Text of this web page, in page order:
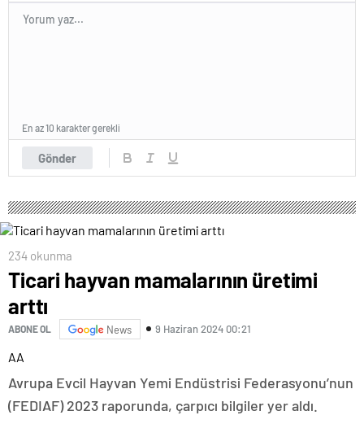
Gönder
En az 10 karakter gerekli
234 okunma
Ticari hayvan mamalarının üretimi
arttı
ABONE OL News 9 Haziran 2024 00:21
AA
Avrupa Evcil Hayvan Yemi Endüstrisi Federasyonu’nun
(FEDIAF) 2023 raporunda, çarpıcı bilgiler yer aldı.